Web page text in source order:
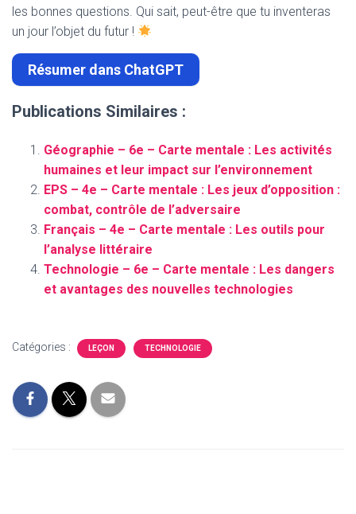
les bonnes questions. Qui sait, peut-être que tu inventeras
un jour l’objet du futur !
Résumer dans ChatGPT
Publications Similaires :
Géographie – 6e – Carte mentale : Les activités
humaines et leur impact sur l’environnement
EPS – 4e – Carte mentale : Les jeux d’opposition :
combat, contrôle de l’adversaire
Français – 4e – Carte mentale : Les outils pour
l’analyse littéraire
Technologie – 6e – Carte mentale : Les dangers
et avantages des nouvelles technologies
Catégories : LEÇON TECHNOLOGIE